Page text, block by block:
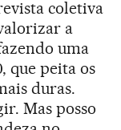
coletiva
a
uma
que peita os
duras.
Mas posso